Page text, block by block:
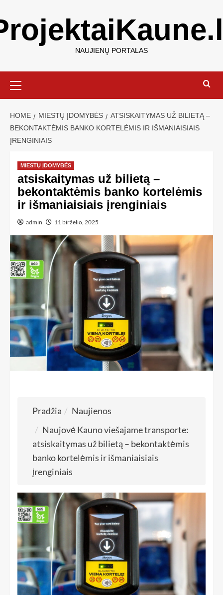
NAUJIENŲ PORTALAS
HOME MIESTŲ ĮDOMYBĖS
ATSISKAITYMAS UŽ BILIETĄ –
BEKONTAKTĖMIS BANKO KORTELĖMIS IR IŠMANIAISIAIS
ĮRENGINIAIS
MIESTŲ ĮDOMYBĖS
atsiskaitymas už bilietą –
bekontaktėmis banko kortelėmis
ir išmaniaisiais įrenginiais
admin 11 birželio, 2025
Pradžia
Naujienos
Naujovė Kauno viešajame transporte:
atsiskaitymas už bilietą – bekontaktėmis
banko kortelėmis ir išmaniaisiais
įrenginiais